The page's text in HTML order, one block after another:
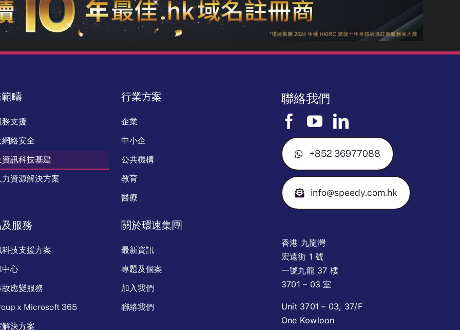
疇
支援
絡安全
訊科技基建
資源解決方案
行業方案
企業
中小企
公共機構
教育
醫療
聯絡我們
+852 36977088
info@speedy.com.hk
服務
技支援方案
中心
應變服務
x Microsoft 365
決方案
關於環速集團
最新資訊
專題及個案
加入我們
聯絡我們
香港 九龍灣
宏遠街 1 號
一號九龍 37 樓
3701 – 03 室
Unit 3701 – 03, 37/F
One Kowloon